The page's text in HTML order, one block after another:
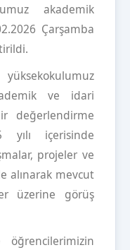
akademik
Çarşamba
ve idari
değerlendirme
yılı içerisinde
projeler ve
alınarak mevcut
üzerine görüş
öğrencilerimizin